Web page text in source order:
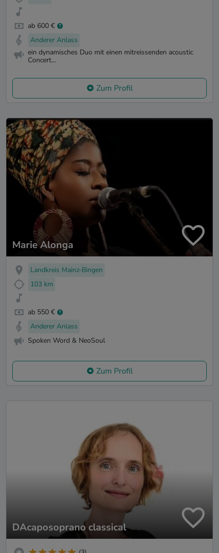
ab 600 €
Anderer Anlass
ein dynamisches Duo mit einen mitreissenden acoustic
Concert...
Zum Profil
Marie Alonga
Landkreis Mainz-Bingen
103 km
ab 550 €
Anderer Anlass
Spoken Word & NeoSoul
Zum Profil
DAcaposoprano classical